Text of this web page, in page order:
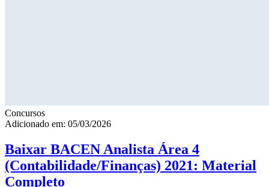
Concursos
Adicionado em: 05/03/2026
Baixar BACEN Analista Área 4
(Contabilidade/Finanças) 2021: Material
Completo